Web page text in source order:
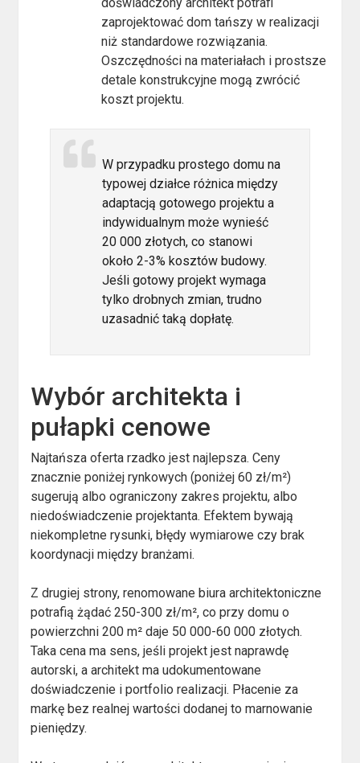
zaprojektować dom tańszy w realizacji
niż standardowe rozwiązania.
Oszczędności na materiałach i prostsze
detale konstrukcyjne mogą zwrócić
koszt projektu.
W przypadku prostego domu na
typowej działce różnica między
adaptacją gotowego projektu a
indywidualnym może wynieść
20 000 złotych, co stanowi
około 2-3% kosztów budowy.
Jeśli gotowy projekt wymaga
tylko drobnych zmian, trudno
uzasadnić taką dopłatę.
Wybór architekta i
pułapki cenowe
Najtańsza oferta rzadko jest najlepsza. Ceny
znacznie poniżej rynkowych (poniżej 60 zł/m²)
sugerują albo ograniczony zakres projektu, albo
niedoświadczenie projektanta. Efektem bywają
niekompletne rysunki, błędy wymiarowe czy brak
koordynacji między branżami.
Z drugiej strony, renomowane biura architektoniczne
potrafią żądać 250-300 zł/m², co przy domu o
powierzchni 200 m² daje 50 000-60 000 złotych.
Taka cena ma sens, jeśli projekt jest naprawdę
autorski, a architekt ma udokumentowane
doświadczenie i portfolio realizacji. Płacenie za
markę bez realnej wartości dodanej to marnowanie
pieniędzy.